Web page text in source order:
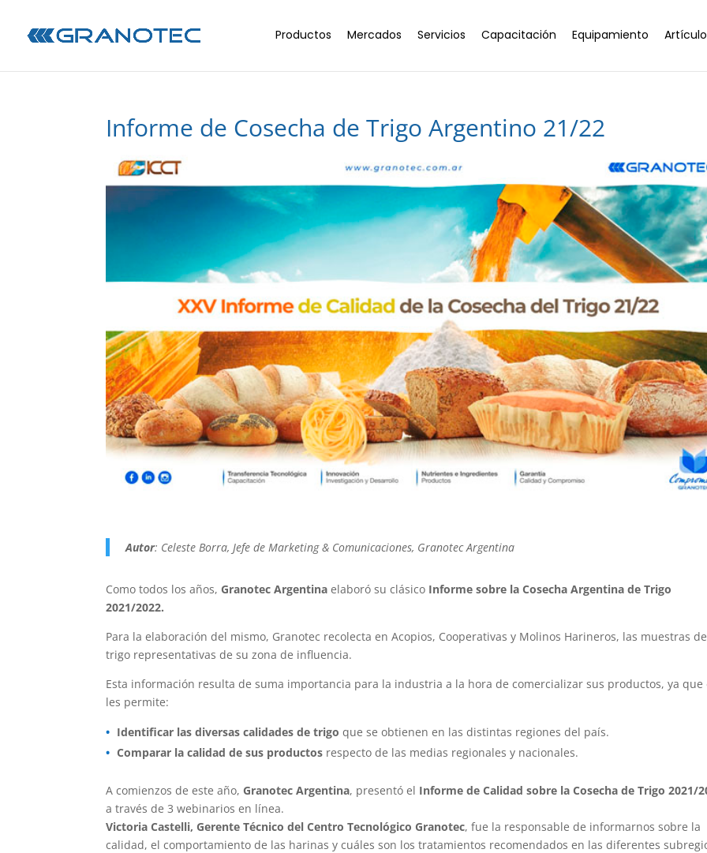
Productos Mercados Servicios Capacitación Equipamiento
Informe de Cosecha de Trigo Argentino 21/22
Autor: Celeste Borra, Jefe de Marketing & Comunicaciones, Granotec Argentina
Como todos los años, Granotec Argentina elaboró su clásico Informe sobre la Cosecha Argentina de Trigo
2021/2022.
Para la elaboración del mismo, Granotec recolecta en Acopios, Cooperativas y Molinos Harineros, las muestras de
trigo representativas de su zona de influencia.
Esta información resulta de suma importancia para la industria a la hora de comercializar sus productos, ya que
les permite:
Identificar las diversas calidades de trigo que se obtienen en las distintas regiones del país.
Comparar la calidad de sus productos respecto de las medias regionales y nacionales.
A comienzos de este año, Granotec Argentina, presentó el Informe de Calidad sobre la Cosecha de Trigo 2021/
a través de 3 webinarios en línea.
Victoria Castelli, Gerente Técnico del Centro Tecnológico Granotec, fue la responsable de informarnos sobre la
calidad, el comportamiento de las harinas y cuáles son los tratamientos recomendados en las diferentes